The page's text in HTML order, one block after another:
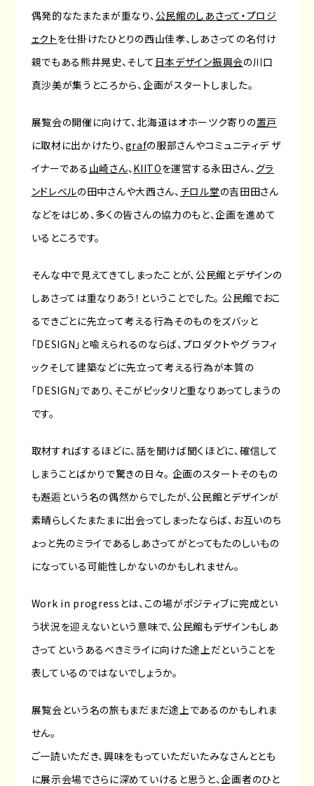
偶発的なたまたまが重なり、 公民館のしあさって・プロジ
ェクトを仕掛けたひとりの西山佳孝、しあさっての名付け
親でもある熊井晃史、そして 日本デザイン振興会の川口
真沙美が集うところから、企画がスタートしました。
展覧会の開催に向けて、北海道はオホーツク寄りの置戸
に取材に出かけたり、 grafの服部さんやコミュニティデ ザ
イナーである 山崎さん、 KIITOを運営する永田さん、 グラ
ンドレベルの田中さんや大西さん、 チロル堂の吉田田さん
などをはじめ、多くの皆さんの協力のもと、企画を進めて
いるところです。
そんな中で見えてきてしまったことが、公民館とデザインの
しあさっては重なりあう！ということでした。 公民館でおこ
るできごとに先立って考える行為そのものをズバッと
「DESIGN」と喩えられるのならば、プロダクトやグ ラフィ
ックそして建築などに先立って考える行為が本質の
「DESIGN」であり、そこがピッタリと重なりあってしまうの
です。
取材すればするほどに、話を聞けば聞くほどに、確信して
しまうことばかりで驚きの日々。 企画のスタートそのもの
も邂逅という名の偶然からでしたが、公民館とデザインが
素晴らしくたまたまに出会ってしまったならば、お互いのち
ょっと先のミライであるしあさってがとってもたのしいもの
になっている可能性しかないのかもしれません。
Work in progressとは、この場がポジティブに完成とい
う状況を迎えないという意味で、公民館もデザインもしあ
さってというあるべきミライに向けた途上だということを
表しているのではないでしょうか。
展覧会という名の旅もまだまだ途上であるのかもしれま
せん。
ご一読いただき、興味をもっていただいたみなさんととも
に展示会場でさらに深めていけると思うと、企画者のひと